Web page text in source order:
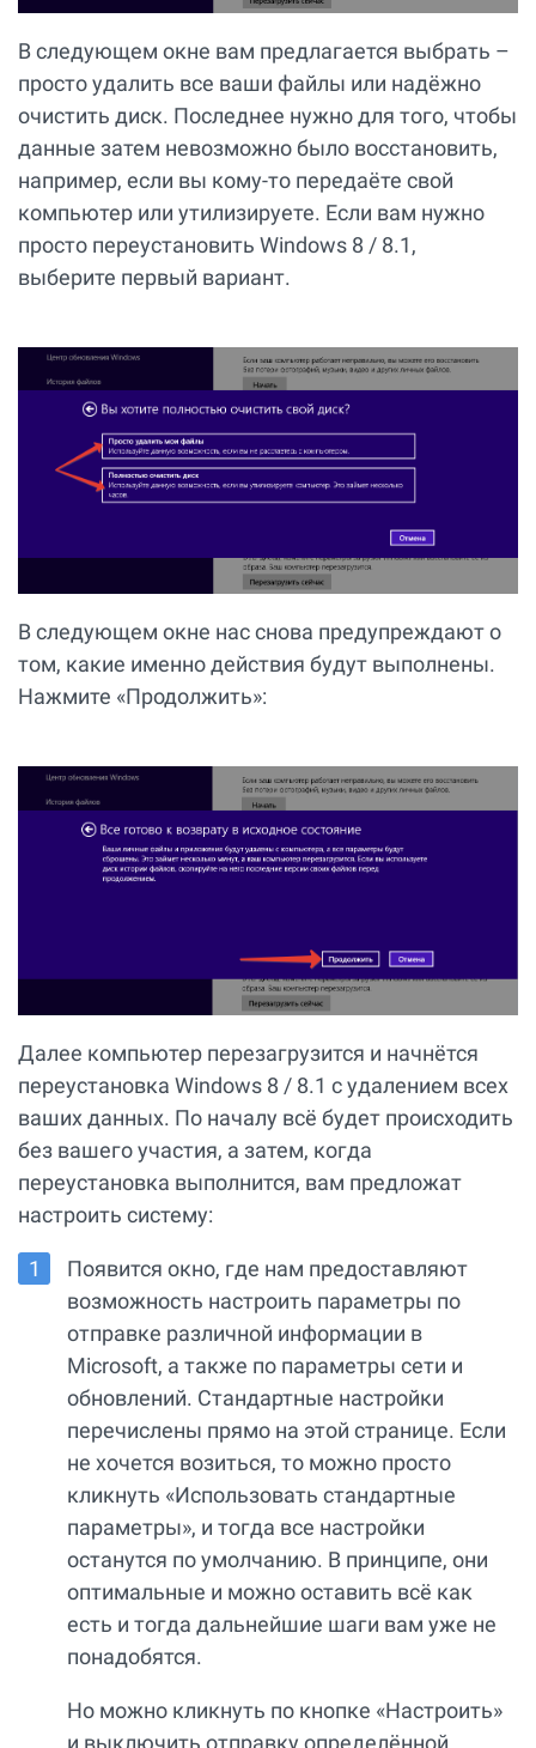
В следующем окне вам предлагается выбрать –
просто удалить все ваши файлы или надёжно
очистить диск. Последнее нужно для того, чтобы
данные затем невозможно было восстановить,
например, если вы кому-то передаёте свой
компьютер или утилизируете. Если вам нужно
просто переустановить Windows 8 / 8.1,
выберите первый вариант.
В следующем окне нас снова предупреждают о
том, какие именно действия будут выполнены.
Нажмите «Продолжить»:
Далее компьютер перезагрузится и начнётся
переустановка Windows 8 / 8.1 с удалением всех
ваших данных. По началу всё будет происходить
без вашего участия, а затем, когда
переустановка выполнится, вам предложат
настроить систему:
Появится окно, где нам предоставляют
возможность настроить параметры по
отправке различной информации в
Microsoft, а также по параметры сети и
обновлений. Стандартные настройки
перечислены прямо на этой странице. Если
не хочется возиться, то можно просто
кликнуть «Использовать стандартные
параметры», и тогда все настройки
останутся по умолчанию. В принципе, они
оптимальные и можно оставить всё как
есть и тогда дальнейшие шаги вам уже не
понадобятся.
Но можно кликнуть по кнопке «Настроить»
и выключить отправку определённой